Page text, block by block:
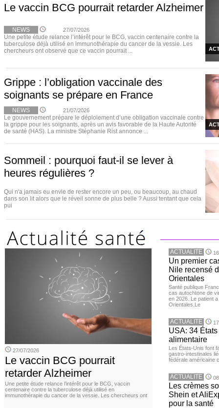
Le vaccin BCG pourrait retarder Alzheimer
NEWS 27/07/2026
Une petite étude relance l’intérêt pour le BCG, vaccin centenaire contre la
tuberculose déjà utilisé en immunothérapie du cancer de la vessie. Les
chercheurs ont observé que ce vaccin pourrait ...
Grippe : l’obligation vaccinale des
soignants se prépare en France
NEWS 21/07/2026
Le gouvernement prépare le déploiement d’une obligation vaccinale contre
la grippe pour les soignants, après un avis favorable de la Haute Autorité
de santé (HAS). La ministre Stéphanie Rist annonce ...
Sommeil : pourquoi faut-il se lever à
heures régulières ?
Qui n'a jamais eu envie de rester encore un peu, ou beaucoup, au chaud
dans son lit alors que le réveil sonne de plus belle ? Aussi tentant que cela
pui
27/07/2026
Le vaccin BCG pourrait
retarder Alzheimer
Une petite étude relance l’intérêt pour le BCG, vaccin
centenaire contre la tuberculose déjà utilisé en
immunothérapie du cancer de la vessie. Les chercheurs ont
ACTUALITE
Un premier
Nile recensé
Orientales
Santé publique
cas autochtone de
en 2026. Le patient
Orientales.Le
ACTUALITE
USA: 34
alimentaire
Les États-Unis font
gastro-intestinales
fédérale américaine
ACTUALITE
Les crèmes
Shein et
pour la santé